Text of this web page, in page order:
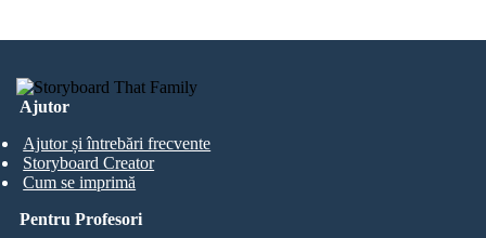
Ajutor
Ajutor și întrebări frecvente
Storyboard Creator
Cum se imprimă
Pentru Profesori